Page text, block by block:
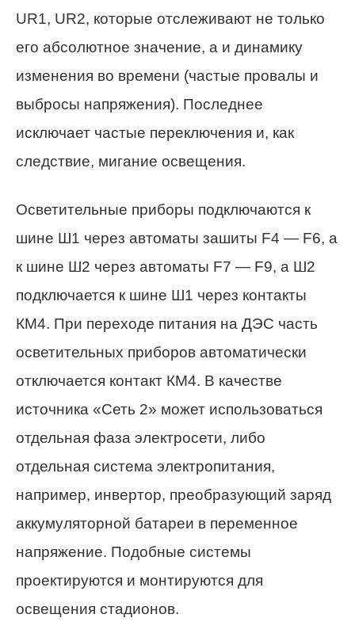
UR1, UR2, которые отслеживают не только
его абсолютное значение, а и динамику
изменения во времени (частые провалы и
выбросы напряжения). Последнее
исключает частые переключения и, как
следствие, мигание освещения.
Осветительные приборы подключаются к
шине Ш1 через автоматы зашиты F4 — F6, а
к шине Ш2 через автоматы F7 — F9, а Ш2
подключается к шине Ш1 через контакты
КМ4. При переходе питания на ДЭС часть
осветительных приборов автоматически
отключается контакт КМ4. В качестве
источника «Сеть 2» может использоваться
отдельная фаза электросети, либо
отдельная система электропитания,
например, инвертор, преобразующий заряд
аккумуляторной батареи в переменное
напряжение. Подобные системы
проектируются и монтируются для
освещения стадионов.